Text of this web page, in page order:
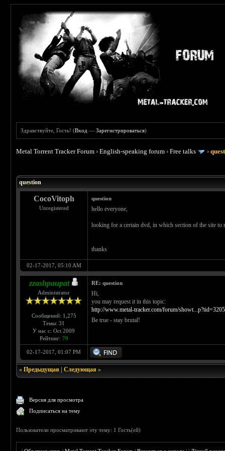
Здравствуйте, Гость! (Вход —Зарегистрироваться)
Metal Torrent Tracker Forum ›English-speaking forum ›Free talks ›
question
CocoVitoph
Unregistered
question
hello everyone,
looking for a certain dvd, in which section of the site to
thanks
02-17-2017, 05:10 AM
zzashpaupat
Administrator
Сообщений: 1,275
Темы: 31
У нас с: Oct 2009
Рейтинг: 79
RE: question
Hi,
you may request it in this topic:
http://www.metal-tracker.com/forum/showt...p?tid=3205
Be true - stay brutal!
02-17-2017, 01:07 PM
«Предыдущая |Следующая »
Версия для просмотра
Подписаться на тему
Пользователи просматривают эту тему: 1 Гость(ей)